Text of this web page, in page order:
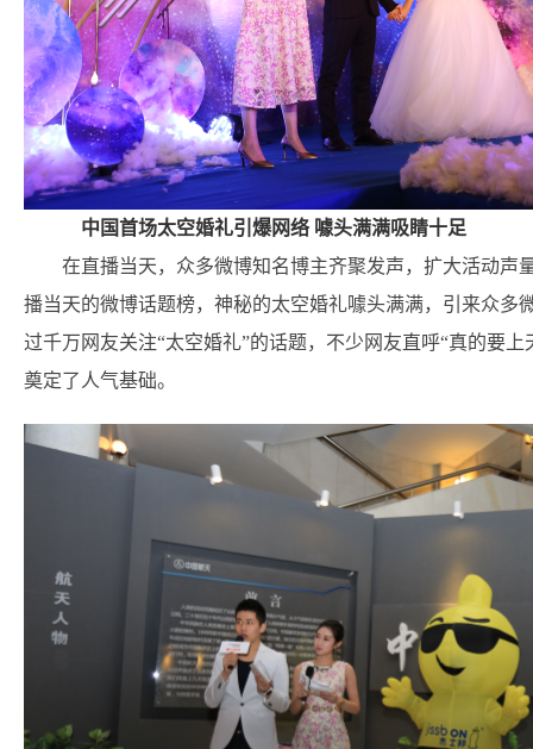
中国首场太空婚礼引爆网络 噱头满满吸睛十足
在直播当天，众多微博知名博主齐聚发声，扩大活动声
播当天的微博话题榜，神秘的太空婚礼噱头满满，引来众多
过千万网友关注“太空婚礼”的话题，不少网友直呼“真的要
奠定了人气基础。